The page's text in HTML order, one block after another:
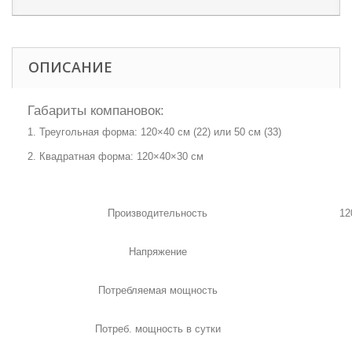
ОПИСАНИЕ
Габариты компановок:
Треугольная форма: 120×40 см (22) или 50 см (33)
Квадратная форма: 120×40×30 см
Производительность
Напряжение
Потребляемая мощность
Потреб. мощность в сутки